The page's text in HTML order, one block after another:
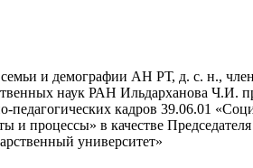
и демографии АН РТ, д. с. н.,
наук РАН Ильдарханова Ч.И.
педагогических кадров 39.06.01
процессы» в качестве Председателя
университет»